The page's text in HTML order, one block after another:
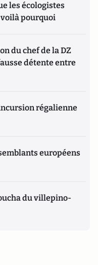
les écologistes
voilà pourquoi
du chef de la DZ
détente entre
régalienne
européens
du villepino-